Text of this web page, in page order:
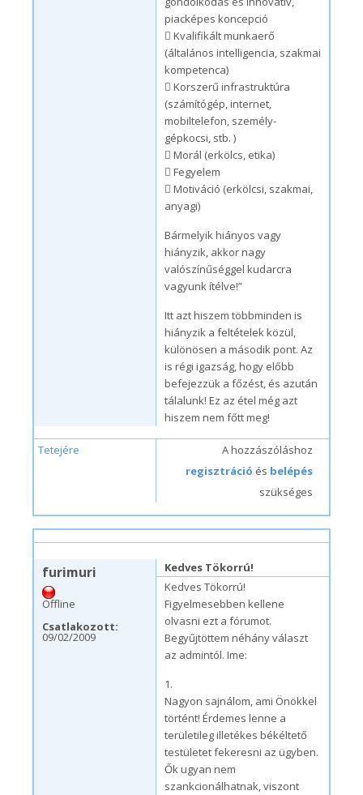
piacképes koncepció
 Kvalifikált munkaerő
(általános intelligencia, szakmai
kompetenca)
 Korszerű infrastruktúra
(számítógép, internet,
mobiltelefon, személy-
gépkocsi, stb. )
 Morál (erkölcs, etika)
 Fegyelem
 Motiváció (erkölcsi, szakmai,
anyagi)
Bármelyik hiányos vagy
hiányzik, akkor nagy
valószínűséggel kudarcra
vagyunk ítélve!”
Itt azt hiszem többminden is
hiányzik a feltételek közül,
különösen a második pont. Az
is régi igazság, hogy előbb
befejezzük a főzést, és azután
tálalunk! Ez az étel még azt
hiszem nem főtt meg!
Tetejére
A hozzászóláshoz
regisztráció és belépés
szükséges
furimuri
Offline
Csatlakozott:
09/02/2009
Kedves Tökorrú!
Kedves Tökorrú!
Figyelmesebben kellene
olvasni ezt a fórumot.
Begyűjtöttem néhány választ
az admintól. Ime:
1.
Nagyon sajnálom, ami Önökkel
történt! Érdemes lenne a
területileg illetékes békéltető
testületet fekeresni az ügyben.
Ők ugyan nem
szankcionálhatnak, viszont